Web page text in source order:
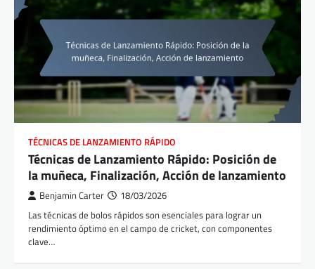
TÉCNICAS DE LANZAMIENTO RÁPIDO
Técnicas de Lanzamiento Rápido: Posición de
la muñeca, Finalización, Acción de lanzamiento
Benjamin Carter 18/03/2026
Las técnicas de bolos rápidos son esenciales para lograr un
rendimiento óptimo en el campo de cricket, con componentes
clave…